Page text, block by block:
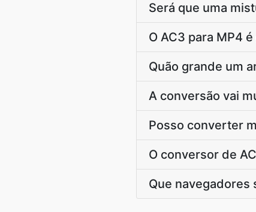
Será que uma
O AC3 para MP4
Quão grande um
A conversão vai
Posso converter
O conversor de
Que navegadores